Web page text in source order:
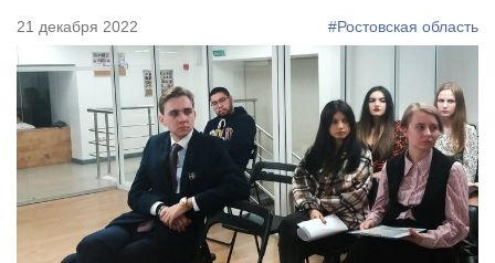
21 декабря 2022 #Ростовская область